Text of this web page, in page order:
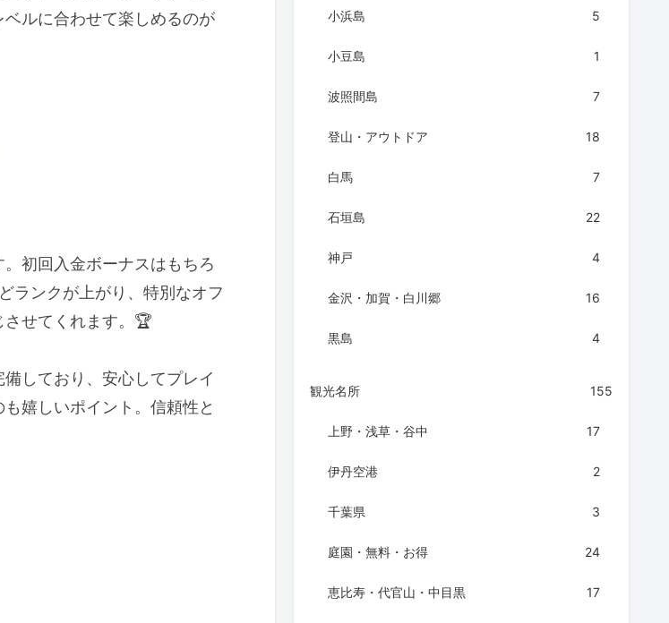
ルに合わせて楽しめるのが
初回入金ボーナスはもちろ
ランクが上がり、特別なオフ
させてくれます。🏆
しており、安心してプレイ
嬉しいポイント。信頼性と
小浜島 5
小豆島 1
波照間島 7
登山・アウトドア 18
白馬 7
石垣島 22
神戸 4
金沢・加賀・白川郷 16
黒島 4
観光名所 155
上野・浅草・谷中 17
伊丹空港 2
千葉県 3
庭園・無料・お得 24
恵比寿・代官山・中目黒 17